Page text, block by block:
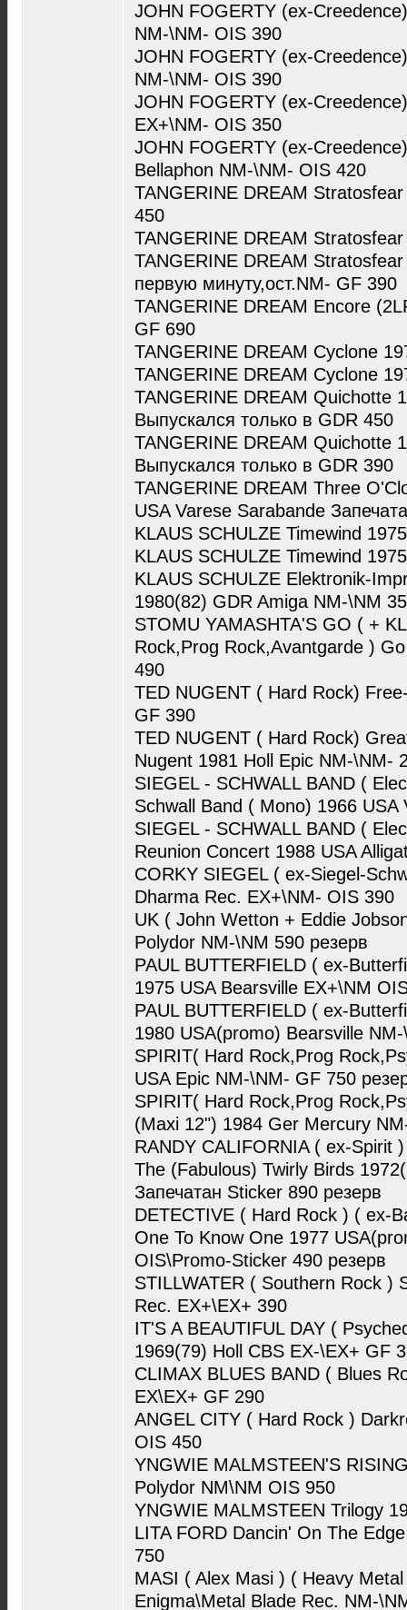
JOHN FOGERTY (ex-
NM-\NM- OIS 390
JOHN FOGERTY (ex-
NM-\NM- OIS 390
JOHN FOGERTY (ex-
EX+\NM- OIS 350
JOHN FOGERTY (ex-
Bellaphon NM-\NM- OIS 420
TANGERINE DREAM
450
TANGERINE DREAM
TANGERINE DREAM
первую минуту,ост.NM- GF 390
TANGERINE DREAM Encore
GF 690
TANGERINE DREAM Cyclone
TANGERINE DREAM Cyclone
TANGERINE DREAM Quichotte
Выпускался только в GDR 450
TANGERINE DREAM Quichotte
Выпускался только в GDR 390
TANGERINE DREAM Three
USA Varese Sarabande
KLAUS SCHULZE Timewind
KLAUS SCHULZE Timewind
KLAUS SCHULZE Elektronik-
1980(82) GDR Amiga NM-\NM
STOMU YAMASHTA'S GO ( +
Rock,Prog Rock,Avantgarde )
490
TED NUGENT ( Hard Rock)
GF 390
TED NUGENT ( Hard Rock)
Nugent 1981 Holl Epic NM-\NM-
SIEGEL - SCHWALL BAND (
Schwall Band ( Mono) 1966
SIEGEL - SCHWALL BAND (
Reunion Concert 1988 USA
CORKY SIEGEL ( ex-Siegel-
Dharma Rec. EX+\NM- OIS 390
UK ( John Wetton + Eddie
Polydor NM-\NM 590 резерв
PAUL BUTTERFIELD ( ex-
1975 USA Bearsville EX+\NM
PAUL BUTTERFIELD ( ex-
1980 USA(promo) Bearsville
SPIRIT( Hard Rock,Prog
USA Epic NM-\NM- GF 750
SPIRIT( Hard Rock,Prog
(Maxi 12") 1984 Ger Mercury
RANDY CALIFORNIA ( ex-Spirit
The (Fabulous) Twirly Birds
Запечатан Sticker 890 резерв
DETECTIVE ( Hard Rock ) ( ex-
One To Know One 1977
OIS\Promo-Sticker 490 резерв
STILLWATER ( Southern Rock )
Rec. EX+\EX+ 390
IT'S A BEAUTIFUL DAY (
1969(79) Holl CBS EX-\EX+ GF
CLIMAX BLUES BAND ( Blues
EX\EX+ GF 290
ANGEL CITY ( Hard Rock )
OIS 450
YNGWIE MALMSTEEN'S
Polydor NM\NM OIS 950
YNGWIE MALMSTEEN Trilogy
LITA FORD Dancin' On The
750
MASI ( Alex Masi ) ( Heavy
Enigma\Metal Blade Rec. NM-